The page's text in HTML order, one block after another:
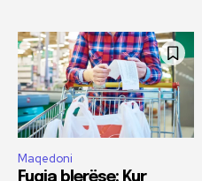
Maqedoni
Fuqia blerëse: Kur